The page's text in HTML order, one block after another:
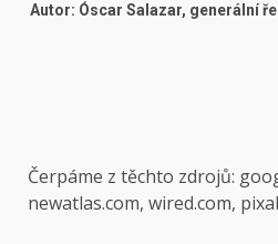
Autor: Óscar Salazar, generální
Čerpáme z těchto zdrojů:
newatlas.com, wired.com,